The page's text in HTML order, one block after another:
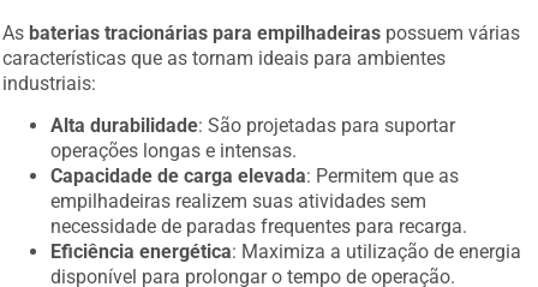
As baterias tracionárias para empilhadeiras possuem várias
características que as tornam ideais para ambientes
industriais:
Alta durabilidade: São projetadas para suportar
operações longas e intensas.
Capacidade de carga elevada: Permitem que as
empilhadeiras realizem suas atividades sem
necessidade de paradas frequentes para recarga.
Eficiência energética: Maximiza a utilização de energia
disponível para prolongar o tempo de operação.